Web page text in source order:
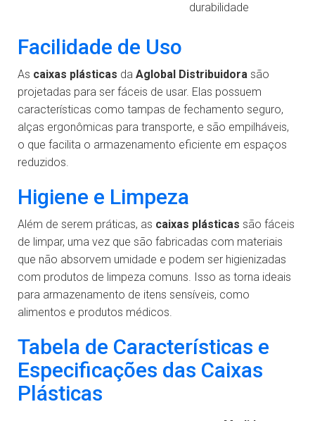
durabilidade
Facilidade de Uso
As caixas plásticas da Aglobal Distribuidora são
projetadas para ser fáceis de usar. Elas possuem
características como tampas de fechamento seguro,
alças ergonômicas para transporte, e são empilháveis,
o que facilita o armazenamento eficiente em espaços
reduzidos.
Higiene e Limpeza
Além de serem práticas, as caixas plásticas são fáceis
de limpar, uma vez que são fabricadas com materiais
que não absorvem umidade e podem ser higienizadas
com produtos de limpeza comuns. Isso as torna ideais
para armazenamento de itens sensíveis, como
alimentos e produtos médicos.
Tabela de Características e
Especificações das Caixas
Plásticas